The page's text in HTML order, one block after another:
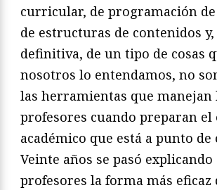
curricular, de programación
de estructuras de contenidos
definitiva, de un tipo de cosas
nosotros lo entendamos, no
las herramientas que manejan
profesores cuando preparan el
académico que está a punto de
Veinte años se pasó
profesores la forma más eficaz